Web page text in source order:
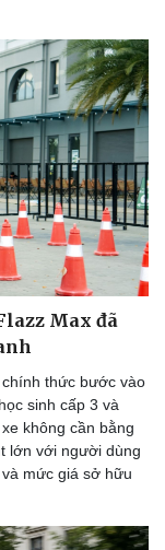
Max đã
thức bước vào
sinh cấp 3 và
không cần bằng
lớn với người dùng
mức giá sở hữu